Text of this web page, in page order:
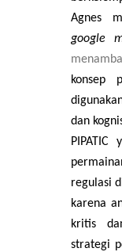
Agnes
google
konsep
dan
regulasi
karena
kritis
strategi